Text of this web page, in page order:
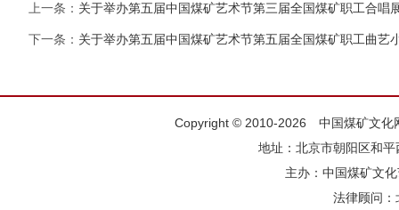
上一条： 关于举办第五届中国煤矿艺术节第三届全国煤矿职工合唱
下一条： 关于举办第五届中国煤矿艺术节第五届全国煤矿职工曲艺
Copyright © 2010-2026 中国煤矿文
地址：北京市朝阳区和
主办： 中国煤矿文
法律顾问：